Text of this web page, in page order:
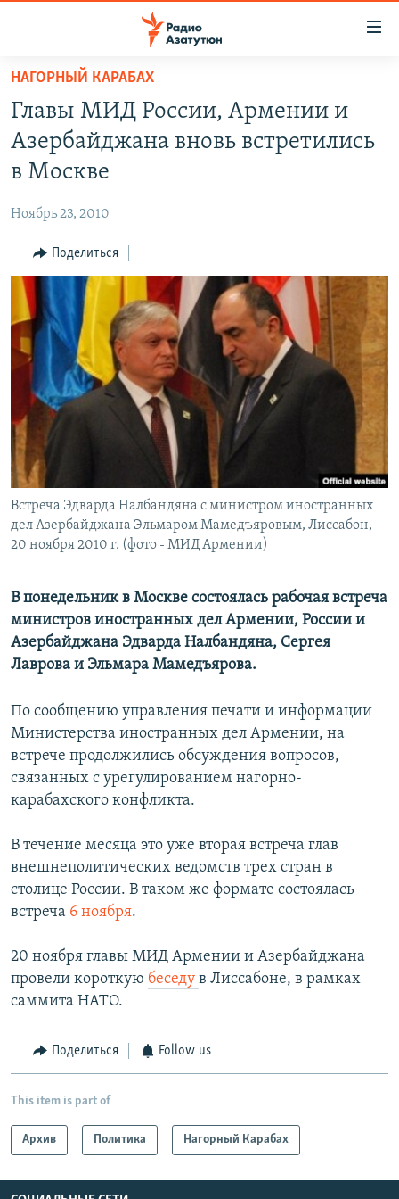
Перейти
основному
содержанию
Перейти
основной
навигации
Перейти
поиску
НОВОСТИ
ПОЛИТИКА
ЭКОНОМИКА
РЕГИОН
НАГОРНЫЙ КАРАБАХ
КУЛЬТУРА
СПОРТ
АРХИВ
Հայերեն
English
Русский
Все сайты Радио Азатутюн
НАГОРНЫЙ КАРАБАХ
Главы МИД России, Армении и
Азербайджана вновь встретились
в Москве
Ноябрь 23, 2010
Поделиться
Встреча Эдварда Налбандяна с министром иностранных
дел Азербайджана Эльмаром Мамедъяровым, Лиссабон,
20 ноября 2010 г. (фото - МИД Армении)
В понедельник в Москве состоялась рабочая встреча
министров иностранных дел Армении, России и
Азербайджана Эдварда Налбандяна, Сергея
Лаврова и Эльмара Мамедъярова.
По сообщению управления печати и информации
Министерства иностранных дел Армении, на
встрече продолжились обсуждения вопросов,
связанных с урегулированием нагорно-
карабахского конфликта.
В течение месяца это уже вторая встреча глав
внешнеполитических ведомств трех стран в
столице России. В таком же формате состоялась
встреча 6 ноября.
20 ноября главы МИД Армении и Азербайджана
провели короткую беседу в Лиссабоне, в рамках
саммита НАТО.
Поделиться Follow us
This item is part of
Архив Политика Нагорный Карабах